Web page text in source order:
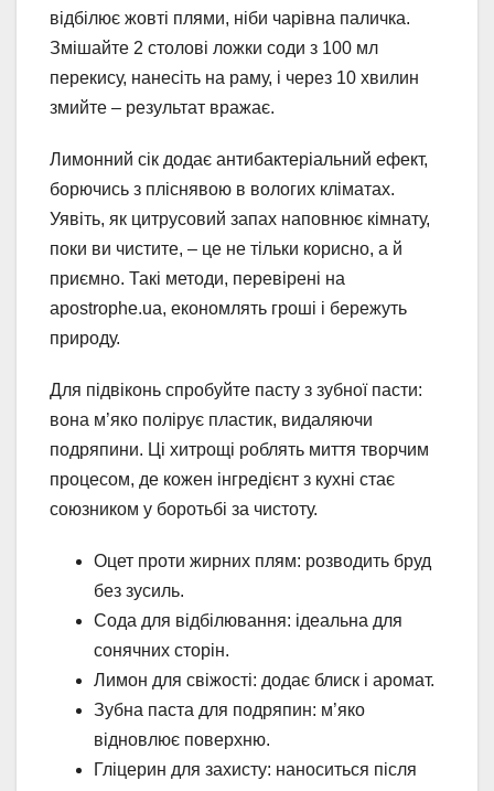
відбілює жовті плями, ніби чарівна паличка.
Змішайте 2 столові ложки соди з 100 мл
перекису, нанесіть на раму, і через 10 хвилин
змийте – результат вражає.
Лимонний сік додає антибактеріальний ефект,
борючись з пліснявою в вологих кліматах.
Уявіть, як цитрусовий запах наповнює кімнату,
поки ви чистите, – це не тільки корисно, а й
приємно. Такі методи, перевірені на
apostrophe.ua, економлять гроші і бережуть
природу.
Для підвіконь спробуйте пасту з зубної пасти:
вона м’яко полірує пластик, видаляючи
подряпини. Ці хитрощі роблять миття творчим
процесом, де кожен інгредієнт з кухні стає
союзником у боротьбі за чистоту.
Оцет проти жирних плям: розводить бруд
без зусиль.
Сода для відбілювання: ідеальна для
сонячних сторін.
Лимон для свіжості: додає блиск і аромат.
Зубна паста для подряпин: м’яко
відновлює поверхню.
Гліцерин для захисту: наноситься після